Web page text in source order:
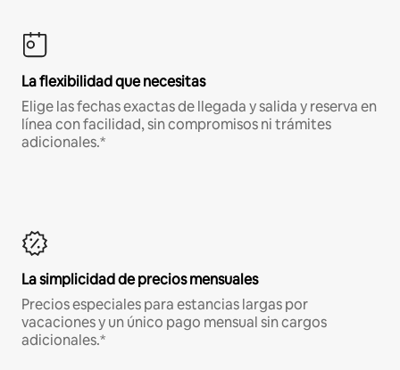
La flexibilidad que necesitas
Elige las fechas exactas de llegada y salida y reserva en
línea con facilidad, sin compromisos ni trámites
adicionales.*
La simplicidad de precios mensuales
Precios especiales para estancias largas por
vacaciones y un único pago mensual sin cargos
adicionales.*